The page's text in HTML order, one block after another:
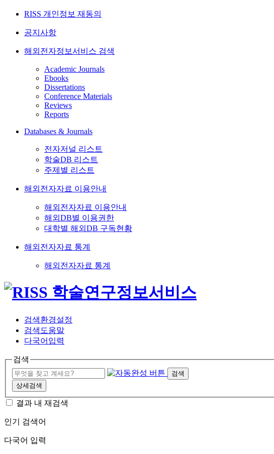
RISS 개인정보 재동의
공지사항
해외전자정보서비스 검색
Academic Journals
Ebooks
Dissertations
Conference Materials
Reviews
Reports
Databases & Journals
전자저널 리스트
학술DB 리스트
주제별 리스트
해외전자자료 이용안내
해외전자자료 이용안내
해외DB별 이용권한
대학별 해외DB 구독현황
해외전자자료 통계
해외전자자료 통계
검색환경설정
검색도움말
다국어입력
검색
검색
상세검색
결과 내 재검색
인기 검색어
다국어 입력